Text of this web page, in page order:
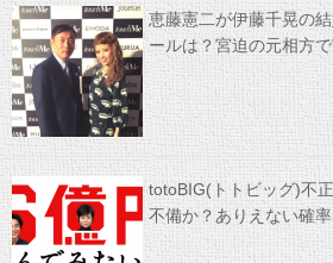
恵藤憲二が伊藤千晃の
ールは？宮迫の元相方で
totoBIG(トトビッグ)不
不備か？ありえない確